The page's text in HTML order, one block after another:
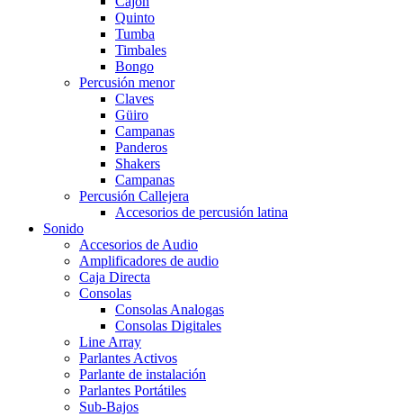
Quinto
Tumba
Timbales
Bongo
Percusión menor
Claves
Güiro
Campanas
Panderos
Shakers
Campanas
Percusión Callejera
Accesorios de percusión latina
Sonido
Accesorios de Audio
Amplificadores de audio
Caja Directa
Consolas
Consolas Analogas
Consolas Digitales
Line Array
Parlantes Activos
Parlante de instalación
Parlantes Portátiles
Sub-Bajos